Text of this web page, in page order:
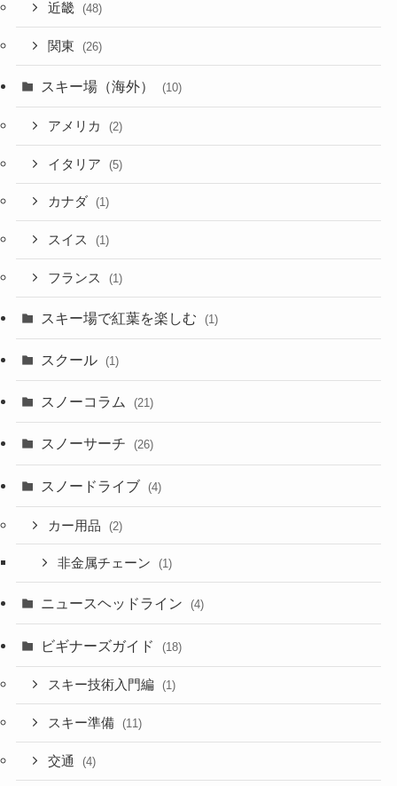
近畿 (48)
関東 (26)
スキー場（海外） (10)
アメリカ (2)
イタリア (5)
カナダ (1)
スイス (1)
フランス (1)
スキー場で紅葉を楽しむ (1)
スクール (1)
スノーコラム (21)
スノーサーチ (26)
スノードライブ (4)
カー用品 (2)
非金属チェーン (1)
ニュースヘッドライン (4)
ビギナーズガイド (18)
スキー技術入門編 (1)
スキー準備 (11)
交通 (4)